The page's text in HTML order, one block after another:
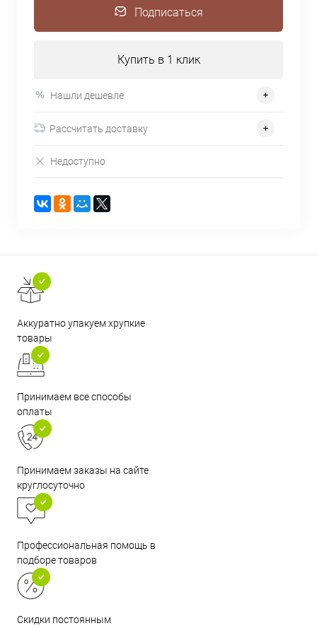
Подписаться
Купить в 1 клик
Нашли дешевле
Рассчитать доставку
Недоступно
Аккуратно упакуем хрупкие
товары
Принимаем все способы
оплаты
Принимаем заказы на сайте
круглосуточно
Профессиональная помощь в
подборе товаров
Скидки постоянным